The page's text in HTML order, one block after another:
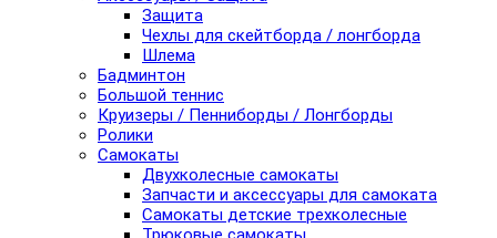
Защита
Чехлы для скейтборда / лонгборда
Шлема
Бадминтон
Большой теннис
Круизеры / Пенниборды / Лонгборды
Ролики
Самокаты
Двухколесные самокаты
Запчасти и аксессуары для самоката
Самокаты детские трехколесные